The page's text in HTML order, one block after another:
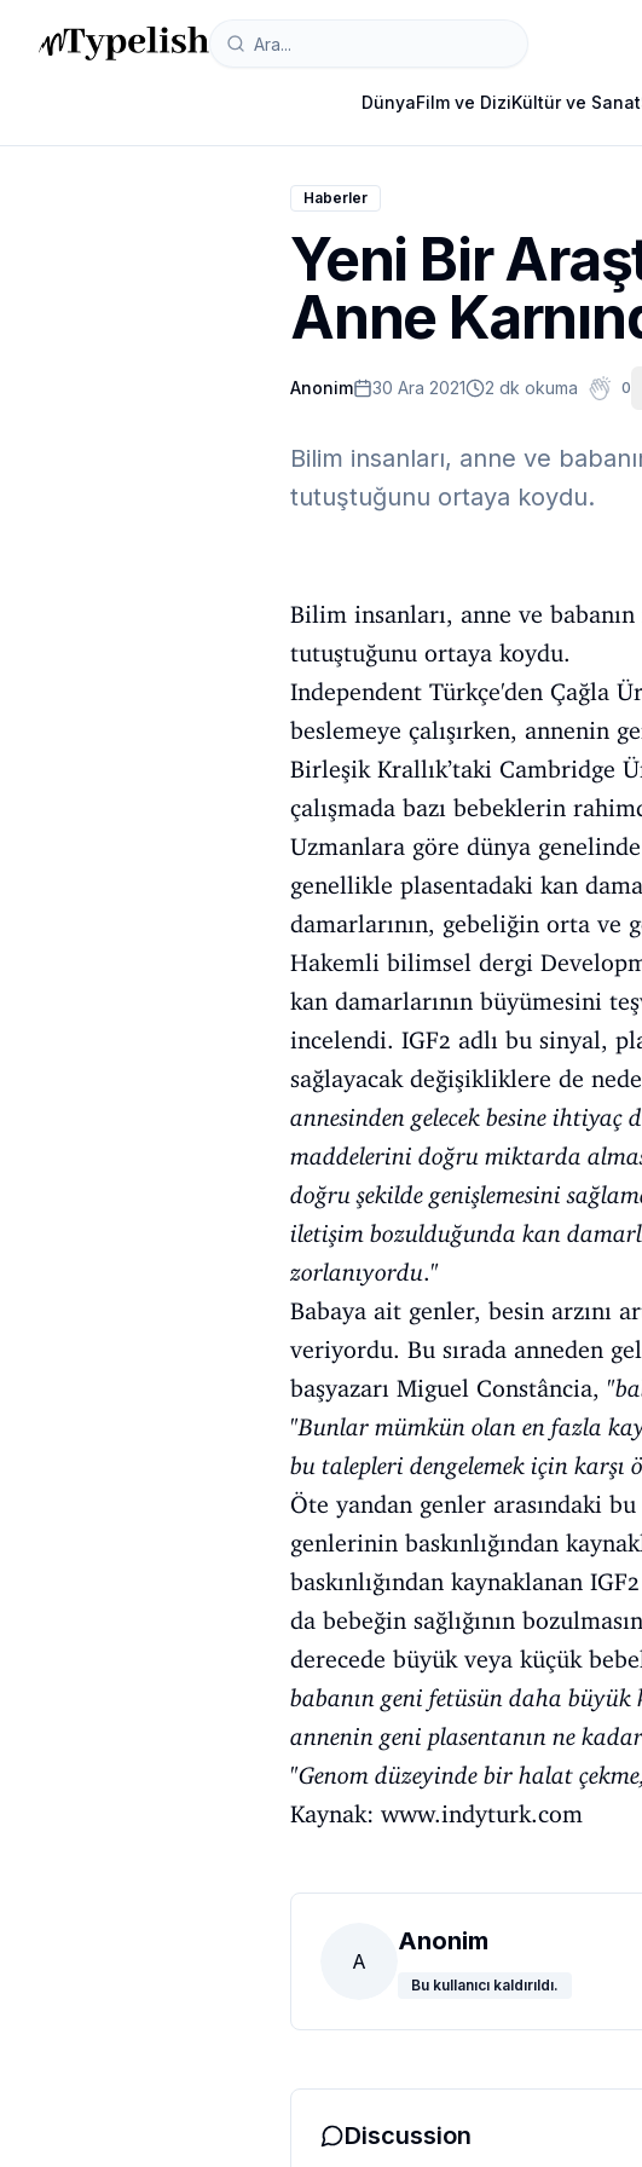
DünyaFilm ve DiziKültür ve Sanat
Haberler
Yeni Bir
Anne
Anonim 30 Ara 2021 2 dk okuma 0
Bilim insanları, anne ve
tutuştuğunu ortaya koydu.
Bilim insanları, anne ve
tutuştuğunu ortaya koydu.
Independent Türkçe'den Çağla
beslemeye çalışırken, annenin
Birleşik Krallık’taki Cambridge
çalışmada bazı bebeklerin
Uzmanlara göre dünya
genellikle plasentadaki kan
damarlarının, gebeliğin orta ve
Hakemli bilimsel dergi
kan damarlarının büyümesini
incelendi. IGF2 adlı bu sinyal,
sağlayacak değişikliklere de
annesinden gelecek besine
maddelerini doğru miktarda
doğru şekilde genişlemesini
iletişim bozulduğunda kan
zorlanıyordu."
Babaya ait genler, besin arzını
veriyordu. Bu sırada anneden
başyazarı Miguel Constância, "
"Bunlar mümkün olan en fazla
bu talepleri dengelemek için karşı
Öte yandan genler arasındaki
genlerinin baskınlığından
baskınlığından kaynaklanan
da bebeğin sağlığının
derecede büyük veya küçük
babanın geni fetüsün daha
annenin geni plasentanın ne
"Genom düzeyinde bir halat
Kaynak: www.indyturk.com
A
Anonim
Bu kullanıcı kaldırıldı.
Discussion